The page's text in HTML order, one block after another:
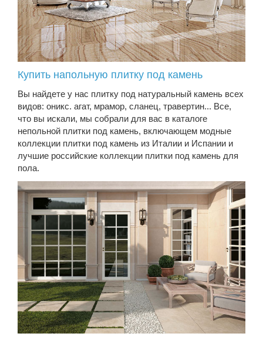
Купить напольную плитку под камень
Вы найдете у нас плитку под натуральный камень всех
видов: оникс. агат, мрамор, сланец, травертин... Все,
что вы искали, мы собрали для вас в каталоге
непольной плитки под камень, включающем модные
коллекции плитки под камень из Италии и Испании и
лучшие российские коллекции плитки под камень для
пола.